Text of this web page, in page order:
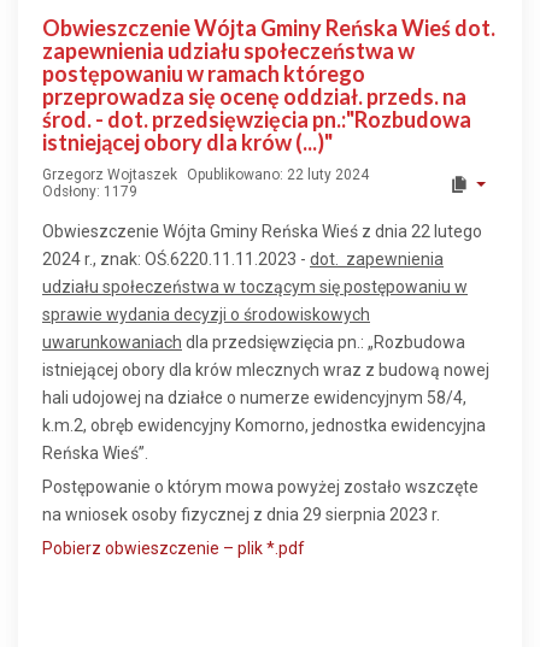
Obwieszczenie Wójta Gminy Reńska Wieś dot.
zapewnienia udziału społeczeństwa w
postępowaniu w ramach którego
przeprowadza się ocenę oddział. przeds. na
środ. - dot. przedsięwzięcia pn.:"Rozbudowa
istniejącej obory dla krów (...)"
Grzegorz Wojtaszek
Opublikowano: 22 luty 2024
Odsłony: 1179
Obwieszczenie Wójta Gminy Reńska Wieś z dnia 22 lutego
2024 r., znak: OŚ.6220.11.11.2023 - dot. zapewnienia
udziału społeczeństwa w toczącym się postępowaniu w
sprawie wydania decyzji o środowiskowych
uwarunkowaniach dla przedsięwzięcia pn.: „Rozbudowa
istniejącej obory dla krów mlecznych wraz z budową nowej
hali udojowej na działce o numerze ewidencyjnym 58/4,
k.m.2, obręb ewidencyjny Komorno, jednostka ewidencyjna
Reńska Wieś”.
Postępowanie o którym mowa powyżej zostało wszczęte
na wniosek osoby fizycznej z dnia 29 sierpnia 2023 r.
Pobierz obwieszczenie – plik *.pdf